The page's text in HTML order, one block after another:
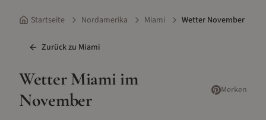
Startseite Nordamerika Miami Wetter November
Zurück zu Miami
WetterMiami im
November
Merken